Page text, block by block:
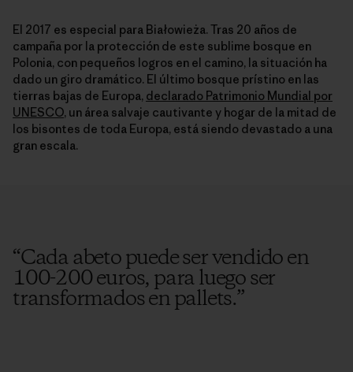
El 2017 es especial para Białowieża. Tras 20 años de
campaña por la protección de este sublime bosque en
Polonia, con pequeños logros en el camino, la situación ha
dado un giro dramático. El último bosque prístino en las
tierras bajas de Europa, declarado Patrimonio Mundial por
UNESCO, un área salvaje cautivante y hogar de la mitad de
los bisontes de toda Europa, está siendo devastado a una
gran escala.
“Cada abeto puede ser vendido en
100-200 euros, para luego ser
transformados en pallets.”